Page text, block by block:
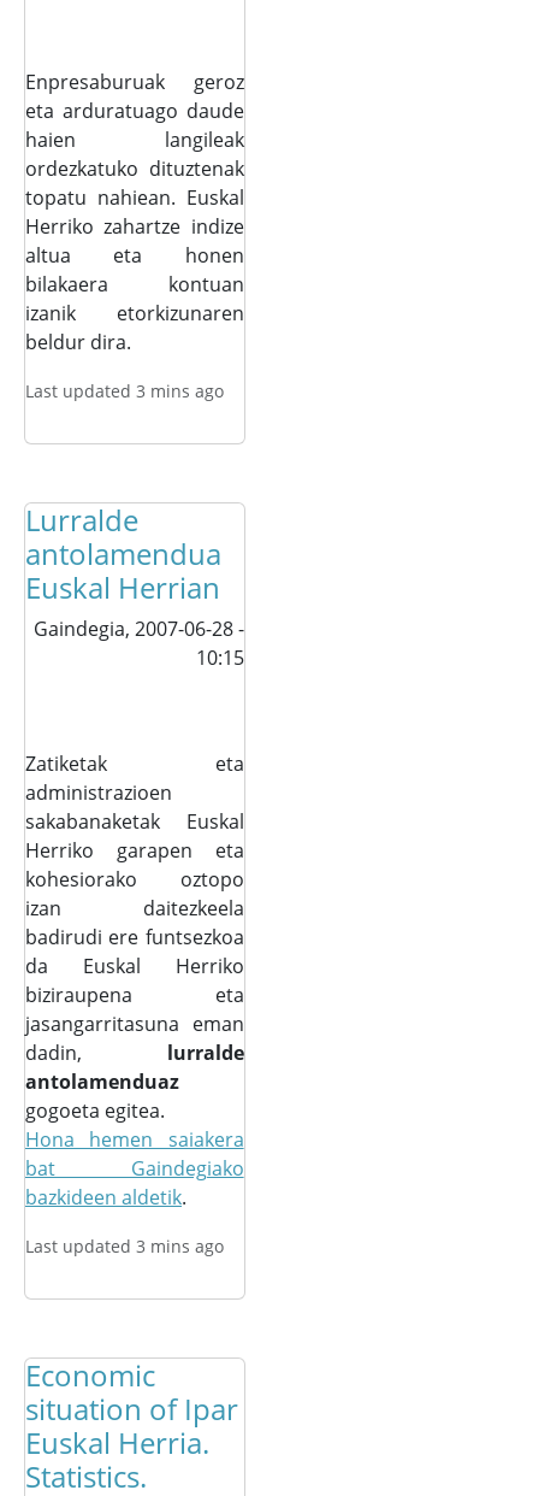
Enpresaburuak geroz
eta arduratuago daude
haien langileak
ordezkatuko dituztenak
topatu nahiean. Euskal
Herriko zahartze indize
altua eta honen
bilakaera kontuan
izanik etorkizunaren
beldur dira.
Last updated 3 mins ago
Lurralde
antolamendua
Euskal Herrian
Gaindegia, 2007-06-28 -
10:15
Zatiketak eta
administrazioen
sakabanaketak Euskal
Herriko garapen eta
kohesiorako oztopo
izan daitezkeela
badirudi ere funtsezkoa
da Euskal Herriko
biziraupena eta
jasangarritasuna eman
dadin, lurralde
antolamenduaz
gogoeta egitea.
Hona hemen saiakera
bat Gaindegiako
bazkideen aldetik.
Last updated 3 mins ago
Economic
situation of Ipar
Euskal Herria.
Statistics.